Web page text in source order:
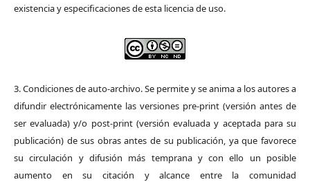
existencia y especificaciones de esta licencia de uso.
3. Condiciones de auto-archivo. Se permite y se anima a los autores a
difundir electrónicamente las versiones pre-print (versión antes de
ser evaluada) y/o post-print (versión evaluada y aceptada para su
publicación) de sus obras antes de su publicación, ya que favorece
su circulación y difusión más temprana y con ello un posible
aumento en su citación y alcance entre la comunidad